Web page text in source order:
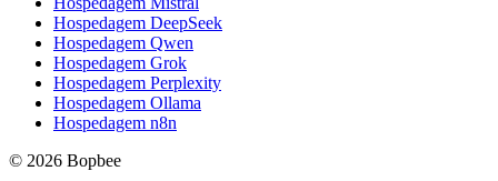
Hospedagem DeepSeek
Hospedagem Qwen
Hospedagem Grok
Hospedagem Perplexity
Hospedagem Ollama
Hospedagem n8n
© 2026 Bopbee